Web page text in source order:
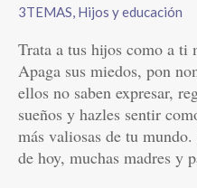
3TEMAS, Hijos y educación
Trata a tus hijos como a ti
Apaga sus miedos, pon
ellos no saben expresar,
sueños y hazles sentir
más valiosas de tu
de hoy, muchas madres y